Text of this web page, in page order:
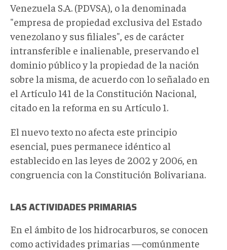
Venezuela S.A. (PDVSA), o la denominada
"empresa de propiedad exclusiva del Estado
venezolano y sus filiales", es de carácter
intransferible e inalienable, preservando el
dominio público y la propiedad de la nación
sobre la misma, de acuerdo con lo señalado en
el Artículo 141 de la Constitución Nacional,
citado en la reforma en su Artículo 1.
El nuevo texto no afecta este principio
esencial, pues permanece idéntico al
establecido en las leyes de 2002 y 2006, en
congruencia con la Constitución Bolivariana.
LAS ACTIVIDADES PRIMARIAS
En el ámbito de los hidrocarburos, se conocen
como actividades primarias —comúnmente